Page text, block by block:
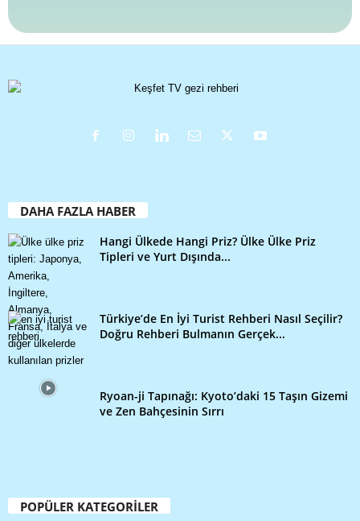
DAHA FAZLA HABER
Hangi Ülkede Hangi Priz? Ülke Ülke Priz
Tipleri ve Yurt Dışında...
Türkiye’de En İyi Turist Rehberi Nasıl Seçilir?
Doğru Rehberi Bulmanın Gerçek...
Ryoan-ji Tapınağı: Kyoto’daki 15 Taşın Gizemi
ve Zen Bahçesinin Sırrı
POPÜLER KATEGORİLER